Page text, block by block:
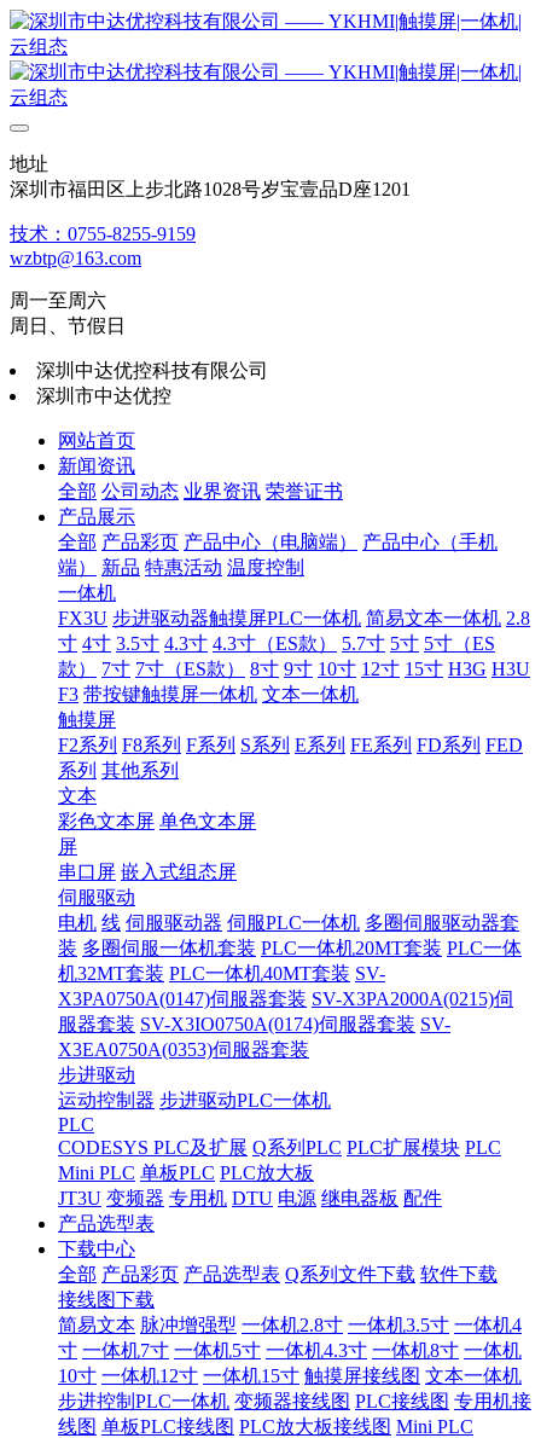
地址
深圳市福田区上步北路1028号岁宝壹品D座1201
技术：0755-8255-9159
wzbtp@163.com
周一至周六
周日、节假日
深圳中达优控科技有限公司
深圳市中达优控
网站首页
新闻资讯
全部 公司动态 业界资讯 荣誉证书
产品展示
全部 产品彩页 产品中心（电脑端）
产品中心（手机
端）
新品 特惠活动 温度控制
一体机
FX3U 步进驱动器触摸屏PLC一体机 简易文本一体机 2.8
寸 4寸 3.5寸 4.3寸 4.3寸（ES款） 5.7寸 5寸 5寸（ES
款）
7寸 7寸（ES款） 8寸 9寸 10寸 12寸 15寸 H3G H3U
F3 带按键触摸屏一体机 文本一体机
触摸屏
F2系列 F8系列 F系列 S系列 E系列 FE系列 FD系列 FED
系列 其他系列
文本
彩色文本屏 单色文本屏
屏
串口屏 嵌入式组态屏
伺服驱动
电机 线 伺服驱动器 伺服PLC一体机 多圈伺服驱动器套
装 多圈伺服一体机套装 PLC一体机20MT套装 PLC一体
机32MT套装 PLC一体机40MT套装 SV-
X3PA0750A(0147)伺服器套装 SV-X3PA2000A(0215)伺
服器套装 SV-X3IO0750A(0174)伺服器套装 SV-
X3EA0750A(0353)伺服器套装
步进驱动
运动控制器 步进驱动PLC一体机
PLC
CODESYS PLC及扩展 Q系列PLC PLC扩展模块 PLC
Mini PLC 单板PLC PLC放大板
JT3U 变频器 专用机 DTU 电源 继电器板 配件
产品选型表
下载中心
全部 产品彩页 产品选型表 Q系列文件下载 软件下载
接线图下载
简易文本 脉冲增强型 一体机2.8寸 一体机3.5寸 一体机4
寸 一体机7寸 一体机5寸 一体机4.3寸 一体机8寸 一体机
10寸 一体机12寸 一体机15寸 触摸屏接线图 文本一体机
步进控制PLC一体机 变频器接线图 PLC接线图 专用机接
线图 单板PLC接线图 PLC放大板接线图 Mini PLC